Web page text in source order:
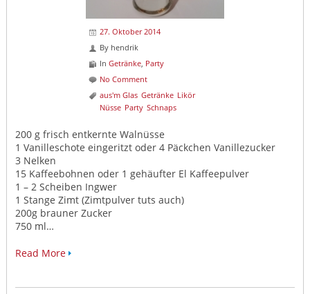
27. Oktober 2014
By hendrik
In Getränke, Party
No Comment
aus'm Glas Getränke Likör
Nüsse Party Schnaps
200 g frisch entkernte Walnüsse
1 Vanilleschote eingeritzt oder 4 Päckchen Vanillezucker
3 Nelken
15 Kaffeebohnen oder 1 gehäufter El Kaffeepulver
1 – 2 Scheiben Ingwer
1 Stange Zimt (Zimtpulver tuts auch)
200g brauner Zucker
750 ml…
Read More